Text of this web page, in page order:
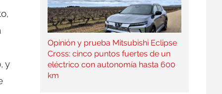
y
Opinión y prueba Mitsubishi Eclipse
Cross: cinco puntos fuertes de un
eléctrico con autonomía hasta 600
km